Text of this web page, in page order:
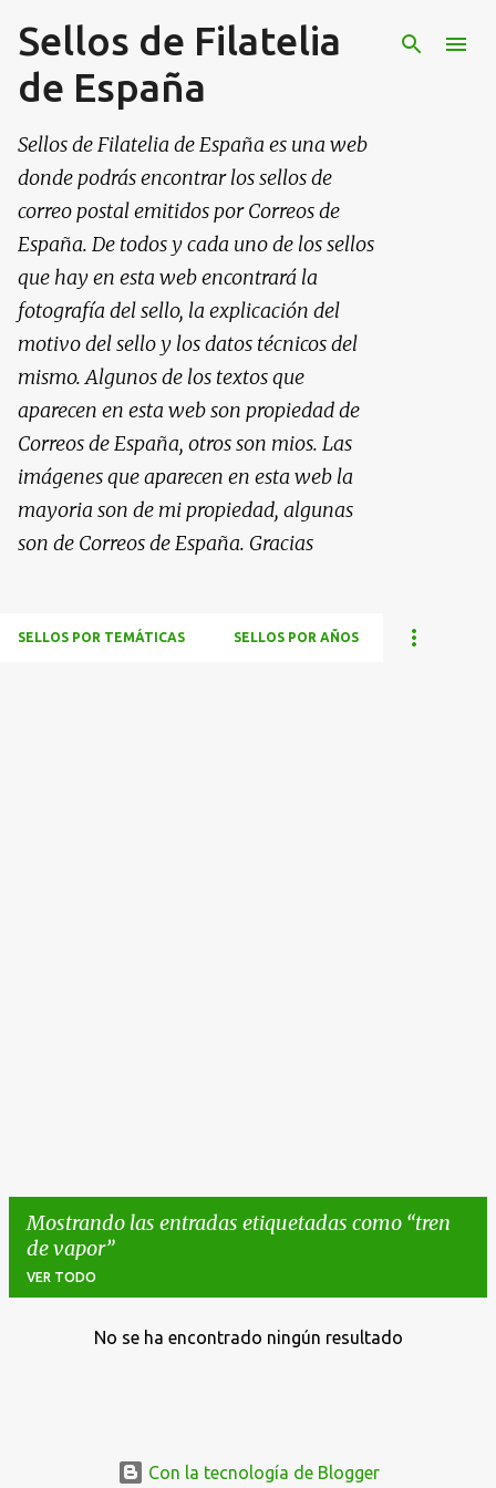
Ir al contenido principal
Sellos de Filatelia
de España
Sellos de Filatelia de España es una web
donde podrás encontrar los sellos de
correo postal emitidos por Correos de
España. De todos y cada uno de los sellos
que hay en esta web encontrará la
fotografía del sello, la explicación del
motivo del sello y los datos técnicos del
mismo. Algunos de los textos que
aparecen en esta web son propiedad de
Correos de España, otros son mios. Las
imágenes que aparecen en esta web la
mayoria son de mi propiedad, algunas
son de Correos de España. Gracias
SELLOS POR TEMÁTICAS SELLOS POR AÑOS
Mostrando las entradas etiquetadas como tren
de vapor
VER TODO
No se ha encontrado ningún resultado
Con la tecnología de Blogger